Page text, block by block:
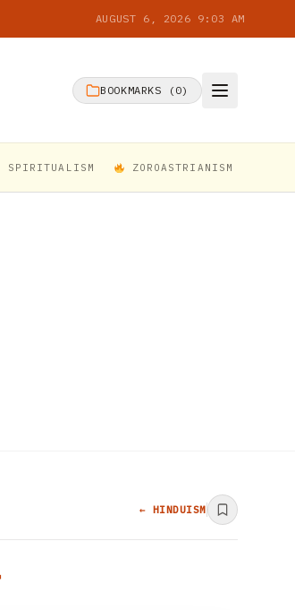
AUGUST 6, 2026 9:03 AM
BOOKMARKS ( 0)
SPIRITUALISM ZOROASTRIANISM
← HINDUISM